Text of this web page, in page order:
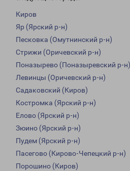
Киров
Яр (Ярский р-н)
Песковка (Омутнинский р-н)
Стрижи (Оричевский р-н)
Поназырево (Поназыревский р-н)
Левинцы (Оричевский р-н)
Садаковский (Киров)
Костромка (Ярский р-н)
Елово (Ярский р-н)
Зюино (Ярский р-н)
Пудем (Ярский р-н)
Пасегово (Кирово-Чепецкий р-н)
Порошино (Киров)